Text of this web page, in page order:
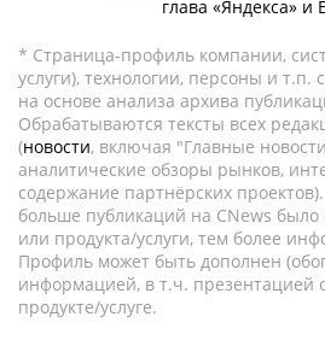
глава «Яндекса» и
* Страница-профиль компании,
услуги), технологии, персоны и т.п.
на основе анализа архива
Обрабатываются тексты всех
(новости, включая "Главные
аналитические обзоры рынков,
содержание партнёрских
больше публикаций на CNews
или продукта/услуги, тем более
Профиль может быть дополнен
информацией, в т.ч. презентацией
продукте/услуге.